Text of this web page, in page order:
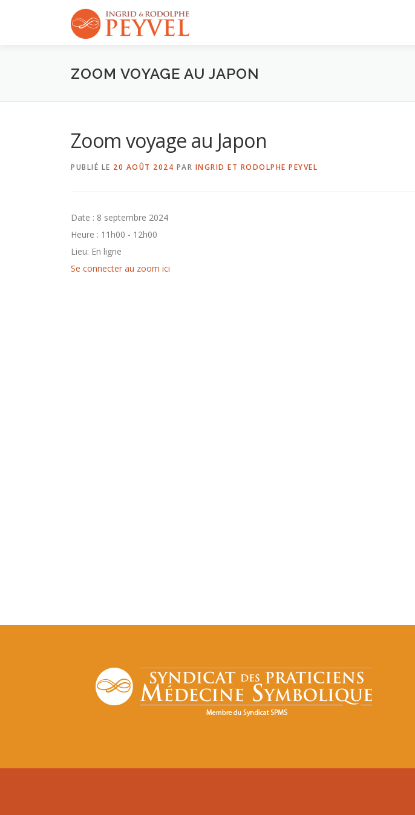
ZOOM VOYAGE AU JAPON
Zoom voyage au Japon
PUBLIÉ LE 20 AOÛT 2024 PAR INGRID ET RODOLPHE PEYVEL
Date : 8 septembre 2024
Heure : 11h00 - 12h00
Lieu: En ligne
Se connecter au zoom ici